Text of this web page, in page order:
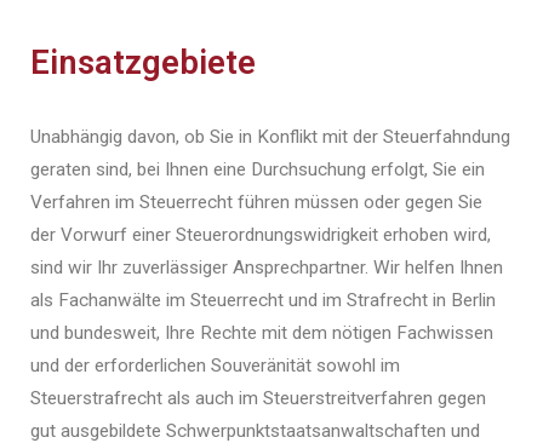
Einsatzgebiete
Unabhängig davon, ob Sie in Konflikt mit der Steuerfahndung
geraten sind, bei Ihnen eine Durchsuchung erfolgt, Sie ein
Verfahren im Steuerrecht führen müssen oder gegen Sie
der Vorwurf einer Steuerordnungswidrigkeit erhoben wird,
sind wir Ihr zuverlässiger Ansprechpartner. Wir helfen Ihnen
als Fachanwälte im Steuerrecht und im Strafrecht in Berlin
und bundesweit, Ihre Rechte mit dem nötigen Fachwissen
und der erforderlichen Souveränität sowohl im
Steuerstrafrecht als auch im Steuerstreitverfahren gegen
gut ausgebildete Schwerpunktstaatsanwaltschaften und